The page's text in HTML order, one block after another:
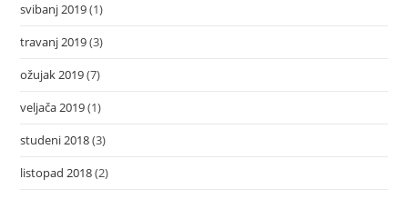
svibanj 2019(1)
travanj 2019(3)
ožujak 2019(7)
veljača 2019(1)
studeni 2018(3)
listopad 2018(2)